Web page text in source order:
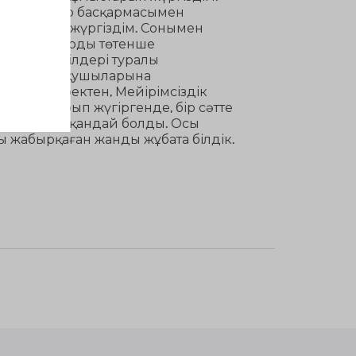
ішкі істер басқармасымен
жүргіздім. Сонымен
оқушыларды төтенше
ету тәсілдері туралы
мектеп оқушыларына
жүректен, Мейірімсіздік
аласұрып жүгіргенде, бір сәтте
тысқары жатқандай болды. Осы
жабырқаған жанды жұбата білдік.